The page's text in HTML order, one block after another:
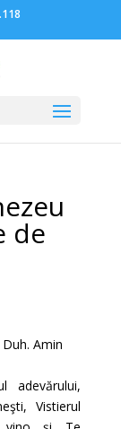
de
Amin
adevărului,
Vistierul